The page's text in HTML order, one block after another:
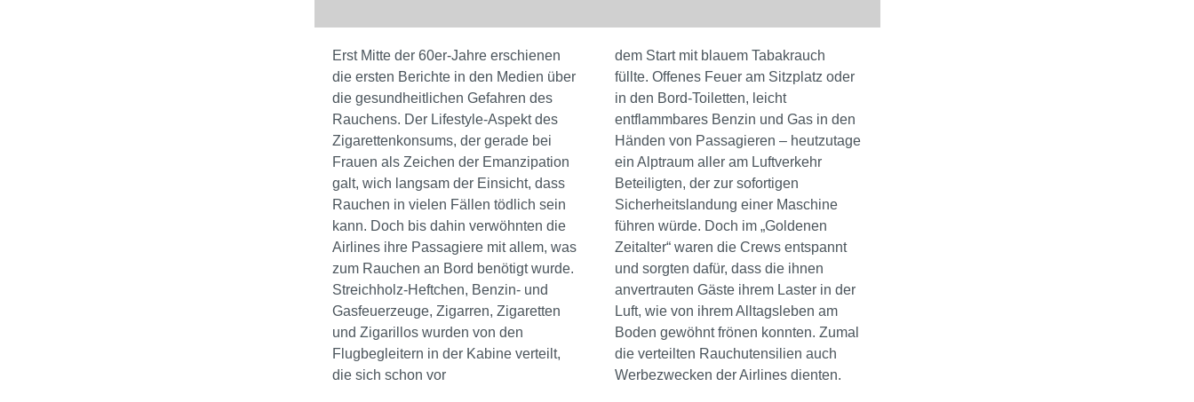
Erst Mitte der 60er-Jahre erschienen
die ersten Berichte in den Medien über
die gesundheitlichen Gefahren des
Rauchens. Der Lifestyle-Aspekt des
Zigarettenkonsums, der gerade bei
Frauen als Zeichen der Emanzipation
galt, wich langsam der Einsicht, dass
Rauchen in vielen Fällen tödlich sein
kann. Doch bis dahin verwöhnten die
Airlines ihre Passagiere mit allem, was
zum Rauchen an Bord benötigt wurde.
Streichholz-Heftchen, Benzin- und
Gasfeuerzeuge, Zigarren, Zigaretten
und Zigarillos wurden von den
Flugbegleitern in der Kabine verteilt,
die sich schon vor
dem Start mit blauem Tabakrauch
füllte. Offenes Feuer am Sitzplatz oder
in den Bord-Toiletten, leicht
entflammbares Benzin und Gas in den
Händen von Passagieren – heutzutage
ein Alptraum aller am Luftverkehr
Beteiligten, der zur sofortigen
Sicherheitslandung einer Maschine
führen würde. Doch im „Goldenen
Zeitalter“ waren die Crews entspannt
und sorgten dafür, dass die ihnen
anvertrauten Gäste ihrem Laster in der
Luft, wie von ihrem Alltagsleben am
Boden gewöhnt frönen konnten. Zumal
die verteilten Rauchutensilien auch
Werbezwecken der Airlines dienten.